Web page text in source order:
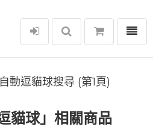
選單
自動逗貓球搜尋 (第1頁)
貓球」相關商品